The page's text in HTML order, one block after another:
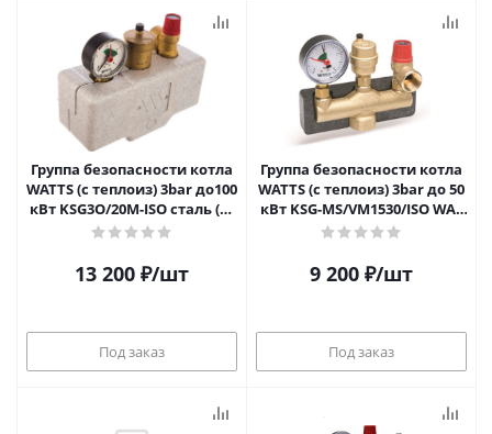
Группа безопасности котла
WATTS (с теплоиз) 3bar до100
кВт KSG3O/20M-ISO сталь (02
70136) 10005204
13 200 ₽/шт
Под заказ
Группа безопасности котла
WATTS (с теплоиз) 3bar до 50
кВт KSG-MS/VM1530/ISO WAT
TS (лат.) 10005311
9 200 ₽/шт
Под заказ